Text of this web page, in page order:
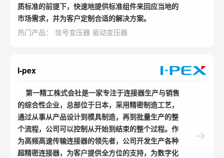
质标准的前提下，快速地提供标准组件来回应当地的
市场需求，并为客户定制合适的解决方案。
热门产品：
信号变压器 驱动变压器
I-pex
第一精工株式会社是一家专注于连接器生产与销售
的综合性企业，总部位于日本，采用精密制造工艺，
通过从事从产品设计到模具制造，再到批量生产的整
个流程，公司可以控制从开始到结束的整个过程。作
为高频高速传输连接器的领先者，公司开发生产各种
超精密连接器，为客户提供全方位的支持，为数字化